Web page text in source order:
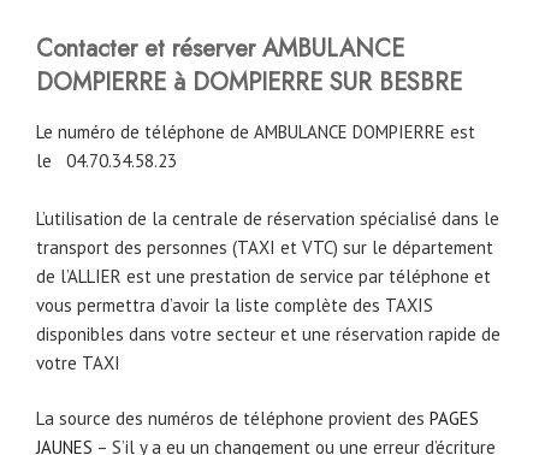
Contacter et réserver AMBULANCE
DOMPIERRE à DOMPIERRE SUR BESBRE
Le numéro de téléphone de AMBULANCE DOMPIERRE est
le
04.70.34.58.23
L’utilisation de la centrale de réservation spécialisé dans le
transport des personnes (TAXI et VTC) sur le département
de l’ALLIER est une prestation de service par téléphone et
vous permettra d’avoir la liste complète des TAXIS
disponibles dans votre secteur et une réservation rapide de
votre TAXI
La source des numéros de téléphone provient des PAGES
JAUNES – S’il y a eu un changement ou une erreur d’écriture